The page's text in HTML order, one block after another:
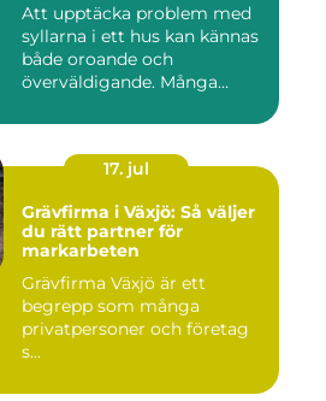
Att upptäcka problem med
syllarna i ett hus kan kännas
både oroande och
överväldigande. Många
17. jul
Grävfirma i Växjö: Så väljer
du rätt partner för
markarbeten
Grävfirma Växjö är ett
begrepp som många
privatpersoner och företag
s...